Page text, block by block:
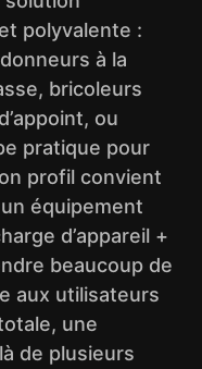
polyvalente :
à la
bricoleurs
ou
pratique pour
profil convient
équipement
d’appareil +
beaucoup de
aux utilisateurs
une
de plusieurs